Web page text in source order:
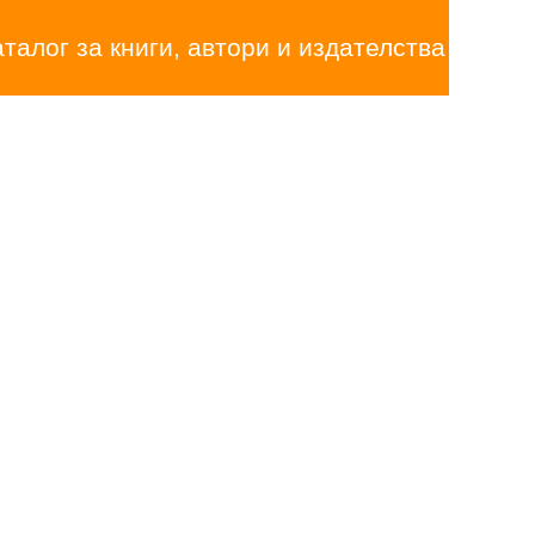
за книги, автори и издателства